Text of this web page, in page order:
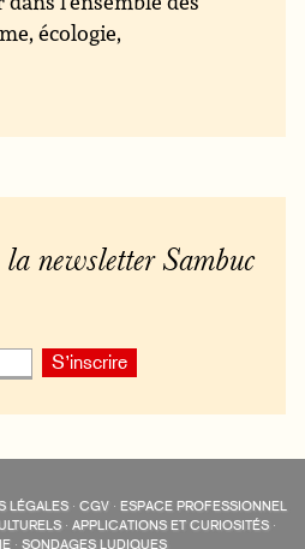
écologie,
newsletter Sambuc
LÉGALES· CGV· ESPACE PROFESSIONNEL
· APPLICATIONS ET CURIOSITÉS ·
· SONDAGES LUDIQUES